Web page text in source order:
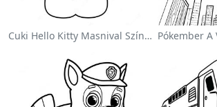
Cuki Hello Kitty Masnival Színezőlap